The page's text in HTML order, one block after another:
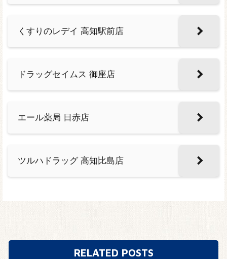
くすりのレデイ 高知駅前店
ドラッグセイムス 御座店
エール薬局 日赤店
ツルハドラッグ 高知比島店
RELATED POSTS